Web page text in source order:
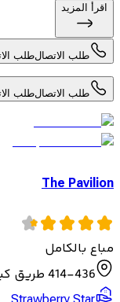
اقرأ المزيد
طلب الاتصالطلب
طلب الاتصالطلب
The Pavilion
مباع بالكامل
414-436 طريق كينتون، لندن HA3 9DZ